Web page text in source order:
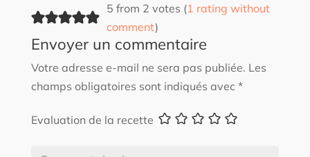
5 from 2 votes (1 rating without
comment)
Envoyer un commentaire
Votre adresse e-mail ne sera pas publiée. Les
champs obligatoires sont indiqués avec *
Evaluation de la recette